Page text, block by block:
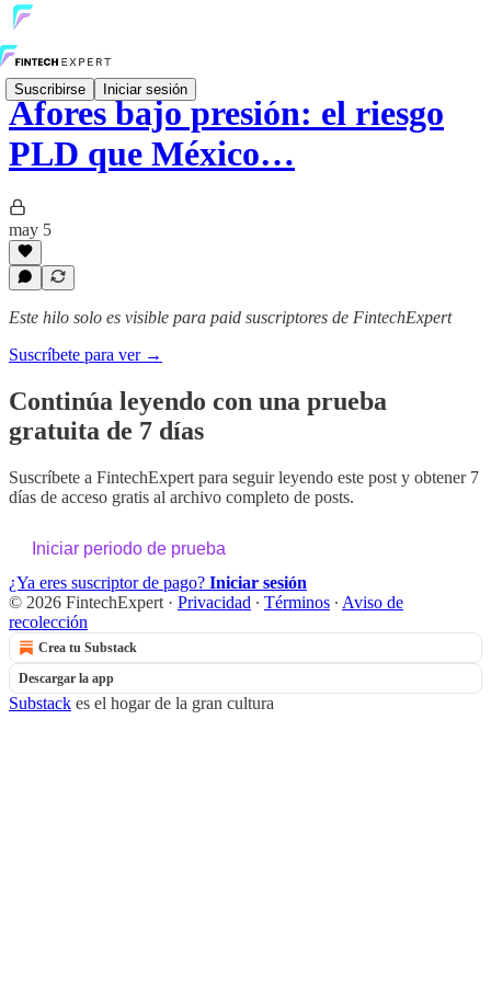
Suscribirse Iniciar sesión
Afores bajo presión: el riesgo
PLD que México…
may 5
Este hilo solo es visible para paid suscriptores de FintechExpert
Suscríbete para ver →
Continúa leyendo con una prueba
gratuita de 7 días
Suscríbete a FintechExpert para seguir leyendo este post y obtener 7
días de acceso gratis al archivo completo de posts.
Iniciar periodo de prueba
¿Ya eres suscriptor de pago? Iniciar sesión
© 2026 FintechExpert · Privacidad ∙ Términos ∙ Aviso de
recolección
Crea tu Substack
Descargar la app
Substack es el hogar de la gran cultura